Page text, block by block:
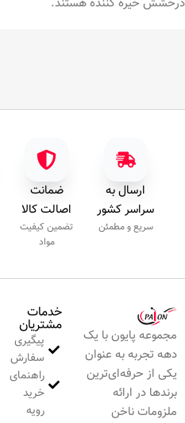
ارسال به
سراسر کشور
سریع و مطمئن
ضمانت
اصالت کالا
تضمین کیفیت
مواد
مجموعه پایون با یک
دهه تجربه به عنوان
یکی از حرفه‌ای‌ترین
برندها در ارائه
ملزومات ناخن
خدمات
مشتریان
پیگیری
سفارش
راهنمای
خرید
رویه